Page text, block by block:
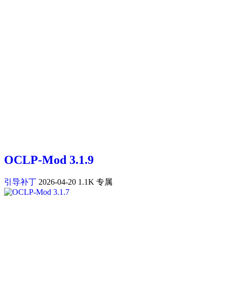
OCLP-Mod 3.1.9
引导补丁 2026-04-20 1.1K 专属